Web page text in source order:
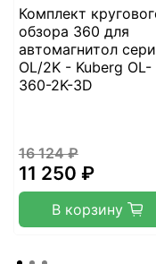
Комплект
обзора 360 для
автомагнитол
OL/2K - Kuberg OL-
360-2K-3D
16 124 ₽
11 250 ₽
В корзину